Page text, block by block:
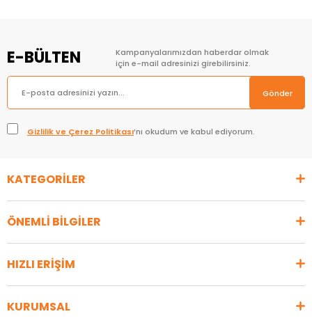
E-BÜLTEN
Kampanyalarımızdan haberdar olmak
için e-mail adresinizi girebilirsiniz.
Gönder
Gizlilik ve Çerez Politikası’nı okudum ve kabul ediyorum.
KATEGORİLER
ÖNEMLİ BİLGİLER
HIZLI ERİŞİM
KURUMSAL